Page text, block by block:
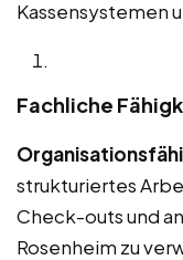
Kassensystemen
Fachliche
strukturiertes
Check-outs und
Rosenheim zu